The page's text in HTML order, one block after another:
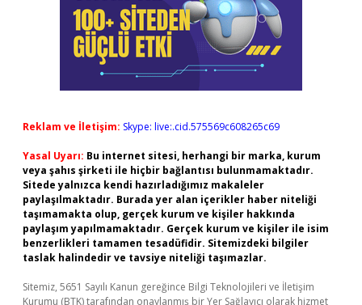
Reklam ve İletişim: Skype: live:.cid.575569c608265c69
Yasal Uyarı: Bu internet sitesi, herhangi bir marka, kurum
veya şahıs şirketi ile hiçbir bağlantısı bulunmamaktadır.
Sitede yalnızca kendi hazırladığımız makaleler
paylaşılmaktadır. Burada yer alan içerikler haber niteliği
taşımamakta olup, gerçek kurum ve kişiler hakkında
paylaşım yapılmamaktadır. Gerçek kurum ve kişiler ile isim
benzerlikleri tamamen tesadüfidir. Sitemizdeki bilgiler
taslak halindedir ve tavsiye niteliği taşımazlar.
Sitemiz, 5651 Sayılı Kanun gereğince Bilgi Teknolojileri ve İletişim
Kurumu (BTK) tarafından onaylanmış bir Yer Sağlayıcı olarak hizmet